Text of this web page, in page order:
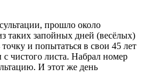
прошло около
таких запойных дней (весёлых)
и попытаться в свои 45 лет
чистого листа. Набрал номер
И этот же день